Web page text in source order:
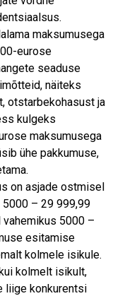
maksumusega
eurose
seaduse
näiteks
otstarbekohasust ja
kulgeks
maksumusega
ühe pakkumuse,
on asjade ostmisel
– 29 999,99
5000 –
esitamise
kolmele isikule.
kolmelt isikult,
liige konkurentsi